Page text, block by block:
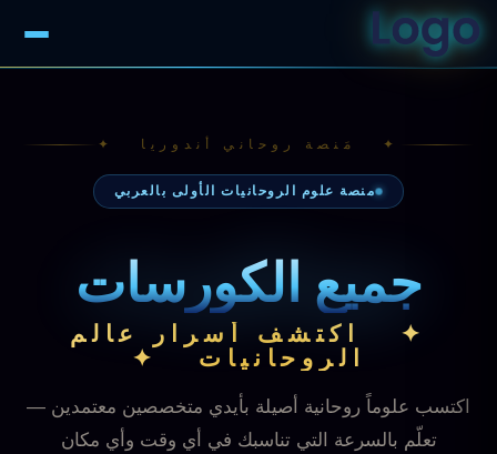
✦ مَنصة روحاني أندوريا ✦
منصة علوم الروحانيات الأولى بالعربي
جميع الكورسات
✦ اكتشف أسرار عالم
الروحانيات ✦
اكتسب علوماً روحانية أصيلة بأيدي متخصصين معتمدين —
تعلّم بالسرعة التي تناسبك في أي وقت وأي مكان